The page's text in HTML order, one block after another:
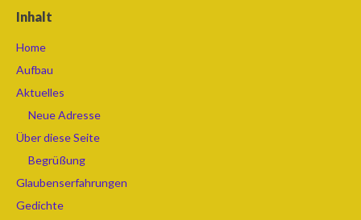
Inhalt
Home
Aufbau
Aktuelles
Neue Adresse
Über diese Seite
Begrüßung
Glaubenserfahrungen
Gedichte